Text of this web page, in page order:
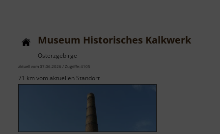
Museum Historisches Kalkwerk
Osterzgebirge
aktuell vom 07.06.2026 / Zugriffe: 4105
71 km vom aktuellen Standort